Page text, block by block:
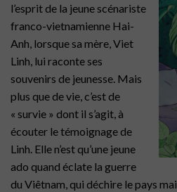
l’esprit de la jeune scénariste
franco-vietnamienne Hai-
Anh, lorsque sa mère, Viet
Linh, lui raconte ses
souvenirs de jeunesse. Mais
plus que de vie, c’est de
« survie » dont il s’agit, à
écouter le témoignage de
Linh. Elle n’est qu’une jeune
ado quand éclate la guerre
du Viêtnam, qui déchire le pays